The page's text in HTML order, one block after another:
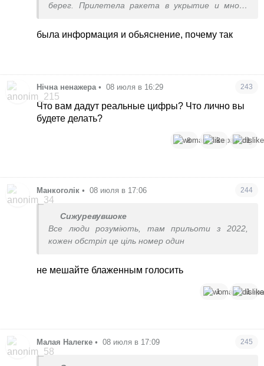
берег. Прилетела ракета в укрытие и много
была информация и обьяснение, почему так
Нічна ненажера • 08 июля в 16:29 243
Что вам дадут реальные цифры? Что лично вы
будете делать?
8 3 1
Манкоголік • 08 июля в 17:06 244
Сижуревувшоке
Все люди розуміють, там прильоти з 2022,
кожен обстріл це ціль номер один
не мешайте блаженным голосить
1 1
Малая Налегке • 08 июля в 17:09 245